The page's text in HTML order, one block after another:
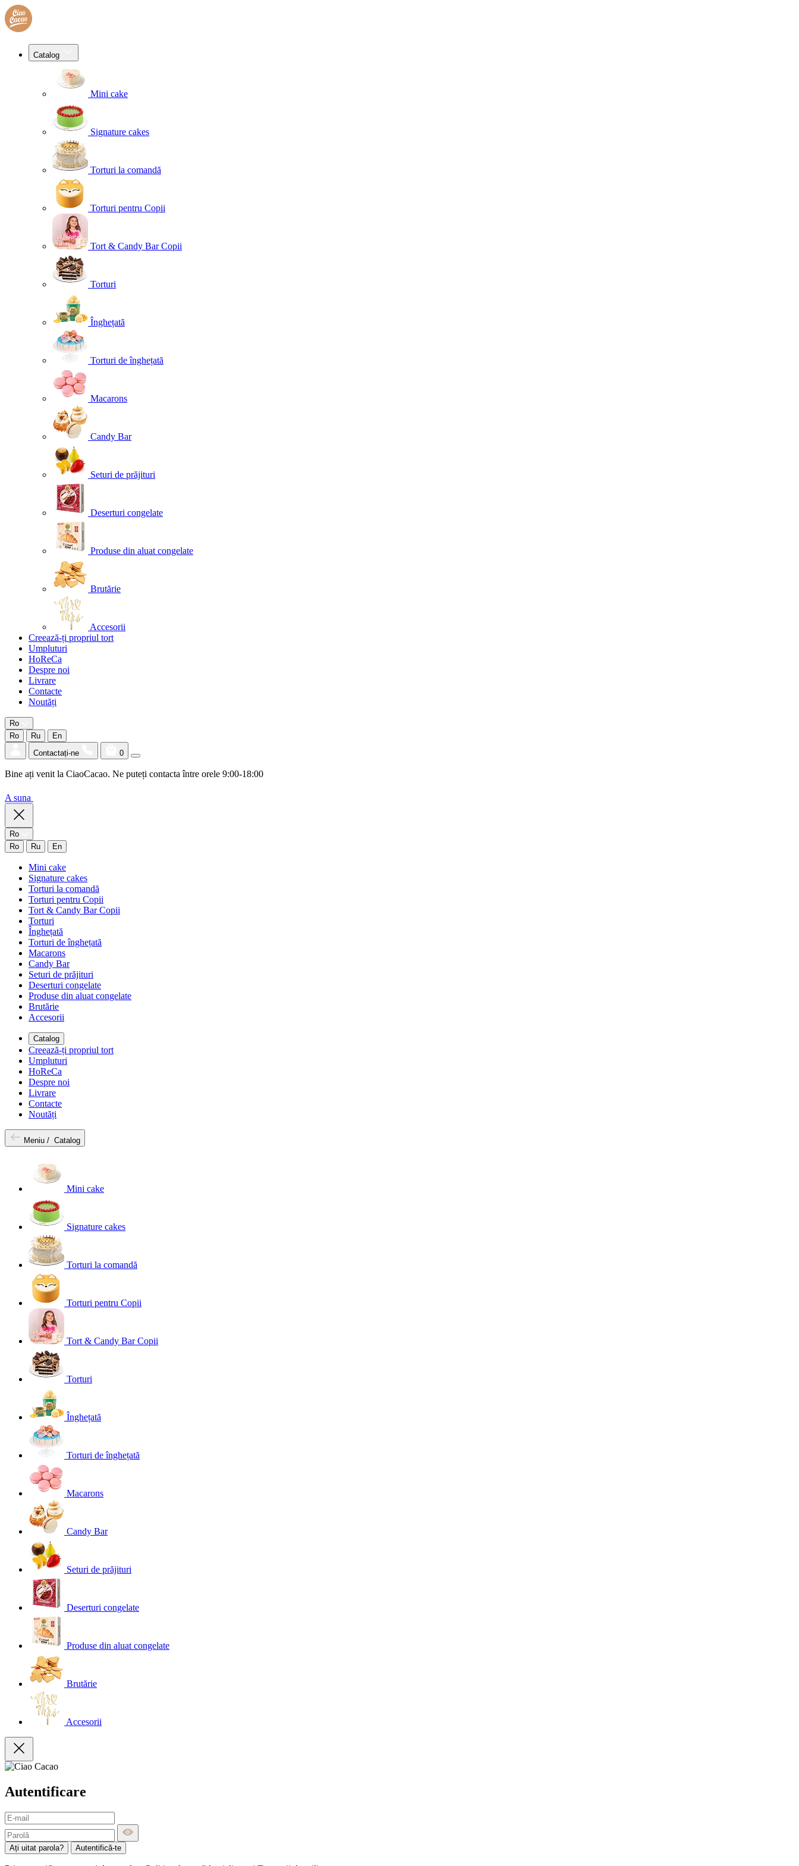
Catalog
Mini cake
Signature cakes
Torturi la comandă
Torturi pentru Copii
Tort & Candy Bar Copii
Torturi
Înghețată
Torturi de înghețată
Macarons
Candy Bar
Seturi de prăjituri
Deserturi congelate
Produse din aluat congelate
Brutărie
Accesorii
Creează-ți propriul tort
Umpluturi
HoReCa
Despre noi
Livrare
Contacte
Noutăți
Ro
Ro
Ru
En
Contactați-ne
0
Bine ați venit la CiaoCacao. Ne puteți contacta între orele 9:00-18:00
A suna
Ro
Ro
Ru En
Mini cake
Signature cakes
Torturi la comandă
Torturi pentru Copii
Tort & Candy Bar Copii
Torturi
Înghețată
Torturi de înghețată
Macarons
Candy Bar
Seturi de prăjituri
Deserturi congelate
Produse din aluat congelate
Brutărie
Accesorii
Catalog
Creează-ți propriul tort
Umpluturi
HoReCa
Despre noi
Livrare
Contacte
Noutăți
Meniu / Catalog
Mini cake
Signature cakes
Torturi la comandă
Torturi pentru Copii
Tort & Candy Bar Copii
Torturi
Înghețată
Torturi de înghețată
Macarons
Candy Bar
Seturi de prăjituri
Deserturi congelate
Produse din aluat congelate
Brutărie
Accesorii
Autentificare
Ați uitat parola? Autentifică-te